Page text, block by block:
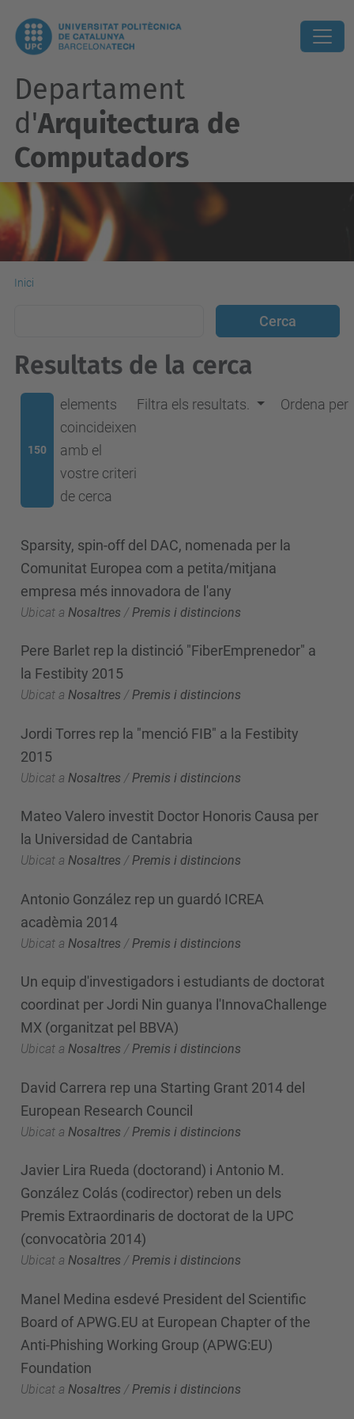
Departament
d'Arquitectura de
Computadors
Inici
Resultats de la cerca
150
elements
coincideixen
amb el
vostre criteri
de cerca
Filtra els resultats. Ordena per
Sparsity, spin-off del DAC, nomenada per la
Comunitat Europea com a petita/mitjana
empresa més innovadora de l'any
Ubicat a Nosaltres / Premis i distincions
Pere Barlet rep la distinció "FiberEmprenedor" a
la Festibity 2015
Ubicat a Nosaltres /Premis i distincions
Jordi Torres rep la "menció FIB" a la Festibity
2015
Ubicat a Nosaltres / Premis i distincions
Mateo Valero investit Doctor Honoris Causa per
la Universidad de Cantabria
Ubicat a Nosaltres /Premis i distincions
Antonio González rep un guardó ICREA
acadèmia 2014
Ubicat a Nosaltres / Premis i distincions
Un equip d'investigadors i estudiants de doctorat
coordinat per Jordi Nin guanya l'InnovaChallenge
MX (organitzat pel BBVA)
Ubicat a Nosaltres /Premis i distincions
David Carrera rep una Starting Grant 2014 del
European Research Council
Ubicat a Nosaltres / Premis i distincions
Javier Lira Rueda (doctorand) i Antonio M.
González Colás (codirector) reben un dels
Premis Extraordinaris de doctorat de la UPC
(convocatòria 2014)
Ubicat a Nosaltres /Premis i distincions
Manel Medina esdevé President del Scientific
Board of APWG.EU at European Chapter of the
Anti-Phishing Working Group (APWG:EU)
Foundation
Ubicat a Nosaltres / Premis i distincions